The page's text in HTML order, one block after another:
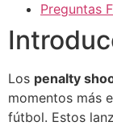
Preguntas
Los penalty
momentos más
fútbol. Estos